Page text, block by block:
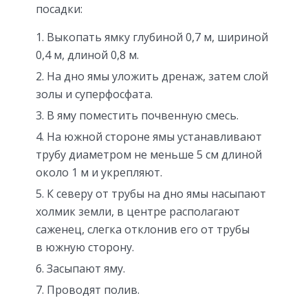
посадки:
Выкопать ямку глубиной 0,7 м, шириной
0,4 м, длиной 0,8 м.
На дно ямы уложить дренаж, затем слой
золы и суперфосфата.
В яму поместить почвенную смесь.
На южной стороне ямы устанавливают
трубу диаметром не меньше 5 см длиной
около 1 м и укрепляют.
К северу от трубы на дно ямы насыпают
холмик земли, в центре располагают
саженец, слегка отклонив его от трубы
в южную сторону.
Засыпают яму.
Проводят полив.